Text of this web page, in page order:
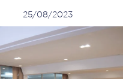
25/08/2023